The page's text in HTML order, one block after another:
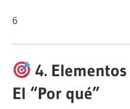
6
4.
El “Por qué”